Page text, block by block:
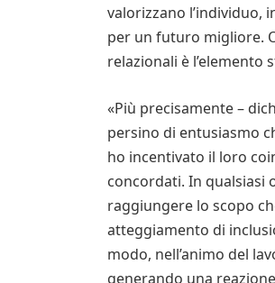
valorizzano l’individuo,
per un futuro migliore.
relazionali è l’elemento
«Più precisamente –
persino di entusiasmo
ho incentivato il loro
concordati. In qualsiasi
raggiungere lo scopo
atteggiamento di
modo, nell’animo del
generando una